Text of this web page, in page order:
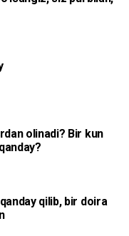
olinadi? Bir kun
qilib, bir doira